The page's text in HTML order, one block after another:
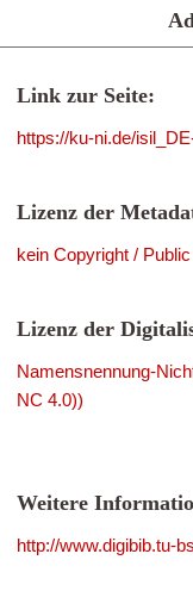
Link zur Seite:
https://ku-ni.de/
Lizenz der
kein Copyright /
Lizenz der
Namensnennung-
NC 4.0))
Weitere
http://www.digibib.tu-